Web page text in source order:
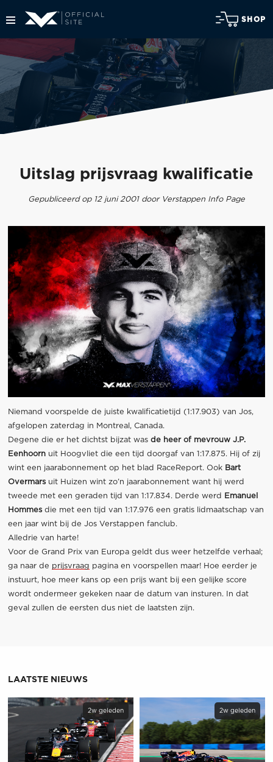
SHOP
Uitslag prijsvraag kwalificatie
Gepubliceerd op 12 juni 2001 door Verstappen Info Page
Niemand voorspelde de juiste kwalificatietijd (1:17.903) van Jos,
afgelopen zaterdag in Montreal, Canada.
Degene die er het dichtst bijzat was de heer of mevrouw J.P.
Eenhoornuit Hoogvliet die een tijd doorgaf van 1:17.875. Hij of zij
wint een jaarabonnement op het blad RaceReport. Ook Bart
Overmarsuit Huizen wint zo’n jaarabonnement want hij werd
tweede met een geraden tijd van 1:17.834. Derde werd
Emanuel
Hommesdie met een tijd van 1:17.976 een gratis lidmaatschap van
een jaar wint bij de Jos Verstappen fanclub.
Alledrie van harte!
Voor de Grand Prix van Europa geldt dus weer hetzelfde verhaal;
ga naar de prijsvraag pagina en voorspellen maar! Hoe eerder je
instuurt, hoe meer kans op een prijs want bij een gelijke score
wordt ondermeer gekeken naar de datum van insturen. In dat
geval zullen de eersten dus niet de laatsten zijn.
LAATSTE NIEUWS
2w geleden 2w geleden